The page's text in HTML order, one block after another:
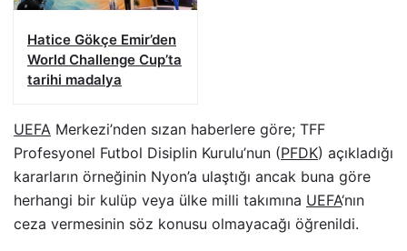
Hatice Gökçe Emir’den
World Challenge Cup’ta
tarihi madalya
UEFA Merkezi’nden sızan haberlere göre; TFF
Profesyonel Futbol Disiplin Kurulu’nun (PFDK) açıkladığı
kararların örneğinin Nyon’a ulaştığı ancak buna göre
herhangi bir kulüp veya ülke milli takımına UEFA‘nın
ceza vermesinin söz konusu olmayacağı öğrenildi.